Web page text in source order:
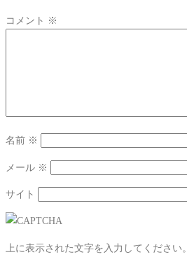
コメント ※
名前 ※
メール ※
サイト
上に表示された文字を入力してください。